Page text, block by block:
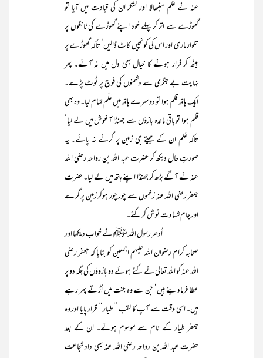
عنہ نے عَلَم سنبھالا اور لشکر ان کی قیادت میں آیا تو
گھوڑے سے اتر کر پہلے خود اپنے گھوڑے کی ٹانگوں پر
تلوار ماری اور اس کی کونچیں کاٹ ڈالیں‘ تاکہ گھوڑے پر
بیٹھ کر فرار ہونے کا خیال بھی دل میں نہ آئے۔ پھر
نہایت بے جگری سے دشمنوں کی فوج پر ٹوٹ پڑے۔
ایک ہاتھ قلم ہوا تو دوسرے ہاتھ میں عَلَم تھام لیا۔ وہ بھی
قلم ہوا تو باقی ماندہ بازؤں سے جھنڈا آغوش میں لے لیا‘
تاکہ عَلم ان کے جیتے جی زمین پر گرنے نہ پائے۔ یہ
صورتِ حال دیکھ کر حضرت عبد اللہ بن رواحہ رضی اللہ
عنہ نے آگے بڑھ کر جھنڈا اپنے ہاتھ میں لے لیا۔ حضرت
جعفر رضی اللہ عنہ زخموں سے چور چور ہوکر زمین پر گرے
اور جام شہادت نوش کرگئے۔
اُدھر رسول اللہ ﷺ نے خواب دیکھا اور
صحابہ کرام رضوان اللہ علیہم اجمعین کو بتایا کہ جعفر رضی
اللہ عنہ کو اللہ تعالیٰ نے کٹے ہوئے دو بازوؤں کی جگہ دو پر
عطا فرمادیئے ہیں‘ جن سے وہ جنت میں اُڑتے پھر رہے
ہیں۔ اسی وقت سے آپ کا لقب ’’طیار‘‘ قرار پایا اور وہ
جعفر طیار کے نام سے موسوم ہوئے۔ ان کے بعد
حضرت عبد اللہ بن رواحہ رضی اللہ عنہ بھی دادِ شجاعت